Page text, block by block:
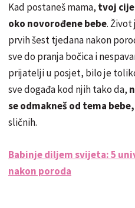
Kad postaneš mama, tvoj
oko novorođene bebe.
prvih šest tjedana nakon
sve do pranja bočica i
prijatelji u posjet, bilo je
sve događa kod njih tako da,
se odmakneš od tema
sličnih.
Babinje diljem svijeta: 5
nakon poroda